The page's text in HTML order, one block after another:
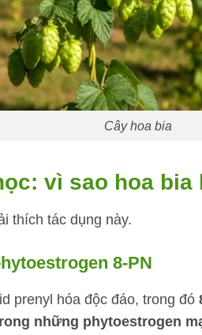
Cây hoa bia
vì sao hoa
thích tác dụng này.
8-PN
prenyl hóa độc đáo, trong đó
những phytoestrogen